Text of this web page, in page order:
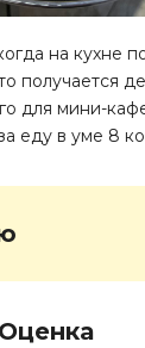
на кухне
получается
для мини-
еду в уме 8
Оценка